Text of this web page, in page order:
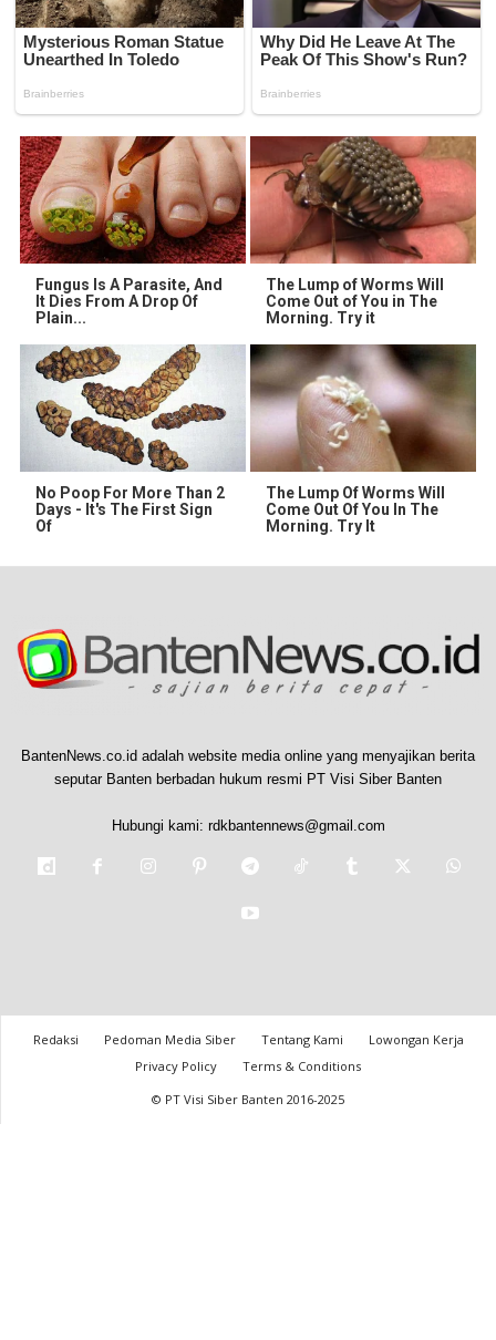
Fungus Is A Parasite, And
It Dies From A Drop Of
Plain...
The Lump of Worms Will
Come Out of You in The
Morning. Try it
No Poop For More Than 2
Days - It's The First Sign
Of
The Lump Of Worms Will
Come Out Of You In The
Morning. Try It
BantenNews.co.id adalah website media online yang menyajikan berita
seputar Banten berbadan hukum resmi PT Visi Siber Banten
Hubungi kami: rdkbantennews@gmail.com
Redaksi Pedoman Media Siber Tentang Kami
Lowongan Kerja
Privacy Policy
Terms & Conditions
© PT Visi Siber Banten 2016-2025